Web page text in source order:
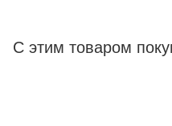
С этим товаром